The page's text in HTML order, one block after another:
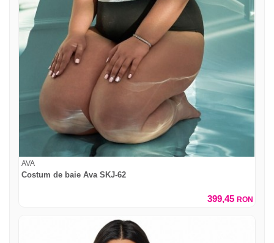
AVA
Costum de baie Ava SKJ-62
399,45 RON